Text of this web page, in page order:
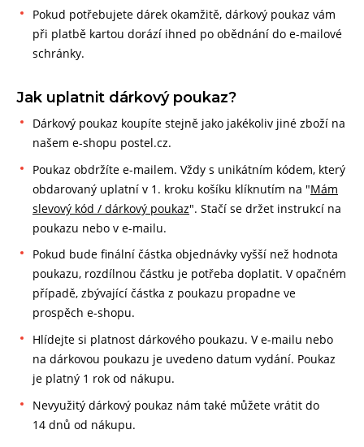
Pokud potřebujete dárek okamžitě, dárkový poukaz vám
při platbě kartou dorází ihned po obědnání do e-mailové
schránky.
Jak uplatnit dárkový poukaz?
Dárkový poukaz koupíte stejně jako jakékoliv jiné zboží na
našem e-shopu postel.cz.
Poukaz obdržíte e-mailem. Vždy s unikátním kódem, který
obdarovaný uplatní v 1. kroku košíku klíknutím na "Mám
slevový kód / dárkový poukaz". Stačí se držet instrukcí na
poukazu nebo v e-mailu.
Pokud bude finální částka objednávky vyšší než hodnota
poukazu, rozdílnou částku je potřeba doplatit. V opačném
případě, zbývající částka z poukazu propadne ve
prospěch e-shopu.
Hlídejte si platnost dárkového poukazu. V e-mailu nebo
na dárkovou poukazu je uvedeno datum vydání. Poukaz
je platný 1 rok od nákupu.
Nevyužitý dárkový poukaz nám také můžete vrátit do
14 dnů od nákupu.